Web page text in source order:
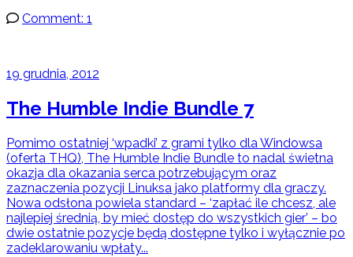
Comment: 1
19 grudnia, 2012
The Humble Indie Bundle 7
Pomimo ostatniej ‘wpadki’ z grami tylko dla Windowsa
(oferta THQ), The Humble Indie Bundle to nadal świetna
okazja dla okazania serca potrzebującym oraz
zaznaczenia pozycji Linuksa jako platformy dla graczy.
Nowa odsłona powiela standard – ‘zapłać ile chcesz, ale
najlepiej średnią, by mieć dostęp do wszystkich gier’ – bo
dwie ostatnie pozycje będą dostępne tylko i wyłącznie po
zadeklarowaniu wpłaty...